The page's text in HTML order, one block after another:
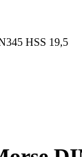
HSS 19,5